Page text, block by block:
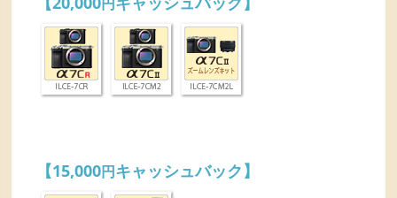
【15,000円キャッシュバック】